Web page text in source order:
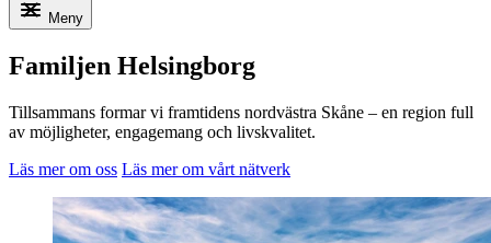
Meny
Familjen Helsingborg
Tillsammans formar vi framtidens nordvästra Skåne – en region full
av möjligheter, engagemang och livskvalitet.
Läs mer om oss Läs mer om vårt nätverk